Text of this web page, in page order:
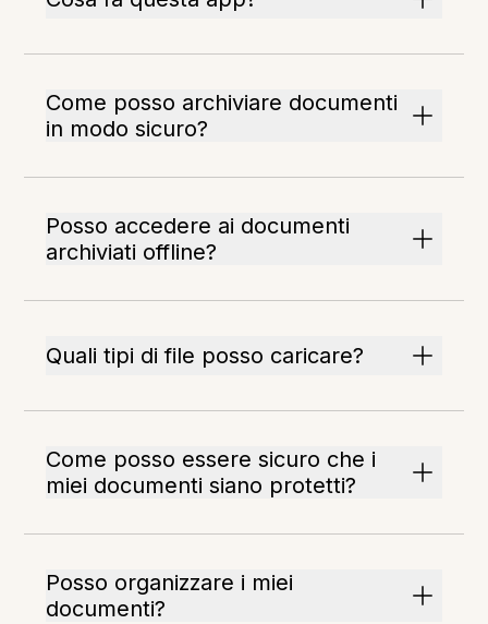
Come posso archiviare documenti
in modo sicuro?
Posso accedere ai documenti
archiviati offline?
Quali tipi di file posso caricare?
Come posso essere sicuro che i
miei documenti siano protetti?
Posso organizzare i miei
documenti?